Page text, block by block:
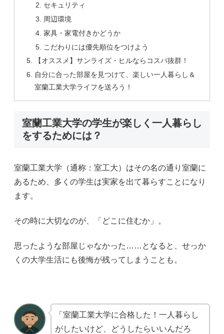
セキュリティ
周辺環境
家具・家電付きかどうか
こだわりには優先順位をつけよう
【オススメ】サンライズ・ヒルならコスパ抜群！
自分に合った部屋を見つけて、楽しい一人暮らし＆
室蘭工業大学ライフを送ろう！
室蘭工業大学の学生が楽しく一人暮らし
をするためには？
室蘭工業大学（通称：室工大）はその名の通り室蘭に
あるため、多くの学生は実家を出て暮らすことになり
ます。
その時に大切なのが、「どこに住むか」。
思ったような部屋じゃなかった……となると、せっか
くの大学生活にも後悔が残ってしまうことも。
「室蘭工業大学に合格した！一人暮らし
がしたいけど、どうしたらいいんだろ